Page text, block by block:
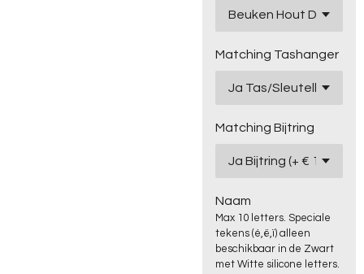
Matching Tashanger
Matching Bijtring
Naam
Max 10 letters. Speciale
tekens (é,ë,ï) alleen
beschikbaar in de Zwart
met Witte silicone letters.